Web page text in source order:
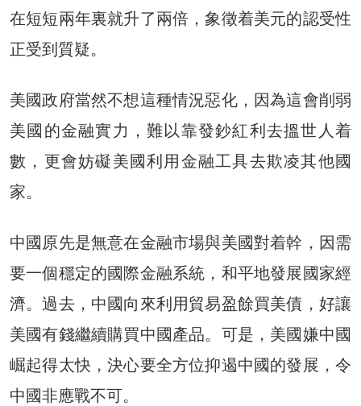
在短短兩年裏就升了兩倍，象徵着美元的認受性
正受到質疑。
美國政府當然不想這種情況惡化，因為這會削弱
美國的金融實力，難以靠發鈔紅利去搵世人着
數，更會妨礙美國利用金融工具去欺凌其他國
家。
中國原先是無意在金融市場與美國對着幹，因需
要一個穩定的國際金融系統，和平地發展國家經
濟。過去，中國向來利用貿易盈餘買美債，好讓
美國有錢繼續購買中國產品。可是，美國嫌中國
崛起得太快，決心要全方位抑遏中國的發展，令
中國非應戰不可。